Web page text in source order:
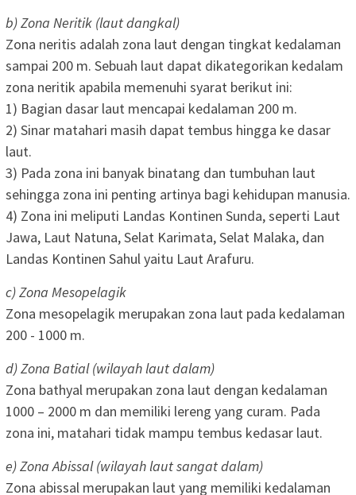
b) Zona Neritik (laut dangkal)
Zona neritis adalah zona laut dengan tingkat kedalaman
sampai 200 m. Sebuah laut dapat dikategorikan kedalam
zona neritik apabila memenuhi syarat berikut ini:
1) Bagian dasar laut mencapai kedalaman 200 m.
2) Sinar matahari masih dapat tembus hingga ke dasar
laut.
3) Pada zona ini banyak binatang dan tumbuhan laut
sehingga zona ini penting artinya bagi kehidupan manusia.
4) Zona ini meliputi Landas Kontinen Sunda, seperti Laut
Jawa, Laut Natuna, Selat Karimata, Selat Malaka, dan
Landas Kontinen Sahul yaitu Laut Arafuru.
c) Zona Mesopelagik
Zona mesopelagik merupakan zona laut pada kedalaman
200 - 1000 m.
d) Zona Batial (wilayah laut dalam)
Zona bathyal merupakan zona laut dengan kedalaman
1000 – 2000 m dan memiliki lereng yang curam. Pada
zona ini, matahari tidak mampu tembus kedasar laut.
e) Zona Abissal (wilayah laut sangat dalam)
Zona abissal merupakan laut yang memiliki kedalaman